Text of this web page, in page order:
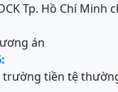
Tp. Hồ Chí Minh
án
trường tiền tệ